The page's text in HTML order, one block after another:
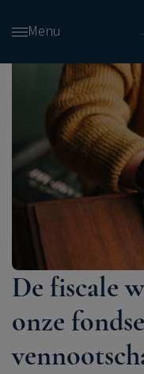
en
Menu
De fiscale
onze